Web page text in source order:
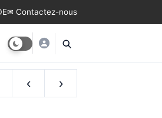
✉ Contactez-nous
‹ ›